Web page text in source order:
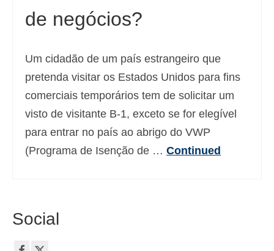
de negócios?
Um cidadão de um país estrangeiro que
pretenda visitar os Estados Unidos para fins
comerciais temporários tem de solicitar um
visto de visitante B-1, exceto se for elegível
para entrar no país ao abrigo do VWP
(Programa de Isenção de … Continued
Social